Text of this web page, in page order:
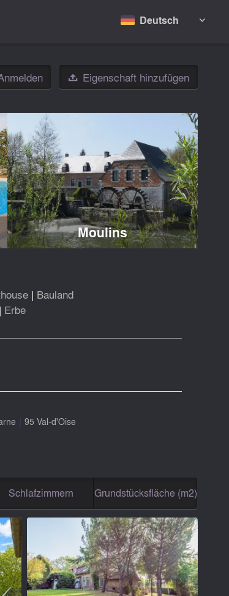
Deutsch 
 Eigenschaft hinzufügen
Moulins
| Bauland
| Erbe
| 95 Val-d'Oise
Schlafzimmern Grundstücksfläche (m2)